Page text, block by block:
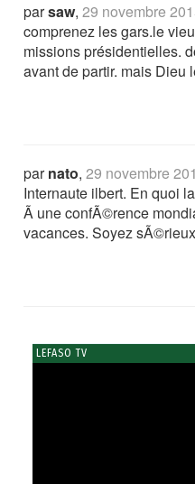
parsaw,29 novembre
comprenez les gars.le
missions présidentielles.
avant de partir. mais Dieu
parnato,29 novembre
Internaute ilbert. En quoi
Ã une confÃ©rence
vacances. Soyez
LEFASO TV